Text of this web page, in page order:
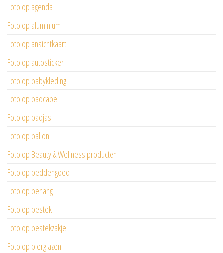
Foto op agenda
Foto op aluminium
Foto op ansichtkaart
Foto op autosticker
Foto op babykleding
Foto op badcape
Foto op badjas
Foto op ballon
Foto op Beauty & Wellness producten
Foto op beddengoed
Foto op behang
Foto op bestek
Foto op bestekzakje
Foto op bierglazen